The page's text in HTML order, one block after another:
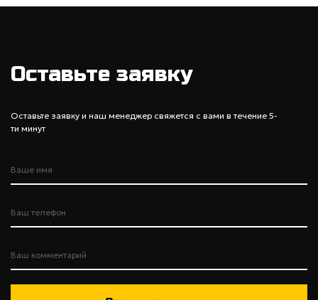
Оставьте заявку
Оставьте заявку и наш менеджер свяжется с вами в течение 5-
ти минут